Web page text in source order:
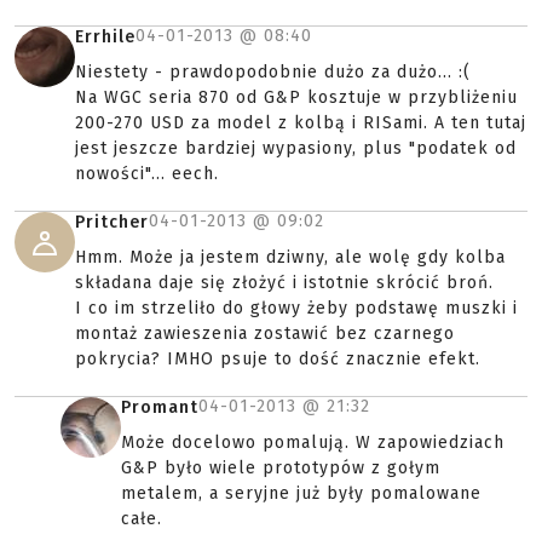
Errhile04-01-2013 @ 08:40
Niestety - prawdopodobnie dużo za dużo... :(
Na WGC seria 870 od G&P kosztuje w przybliżeniu
200-270 USD za model z kolbą i RISami. A ten tutaj
jest jeszcze bardziej wypasiony, plus "podatek od
nowości"... eech.
Pritcher04-01-2013 @ 09:02
Hmm. Może ja jestem dziwny, ale wolę gdy kolba
składana daje się złożyć i istotnie skrócić broń.
I co im strzeliło do głowy żeby podstawę muszki i
montaż zawieszenia zostawić bez czarnego
pokrycia? IMHO psuje to dość znacznie efekt.
Promant04-01-2013 @ 21:32
Może docelowo pomalują. W zapowiedziach
G&P było wiele prototypów z gołym
metalem, a seryjne już były pomalowane
całe.